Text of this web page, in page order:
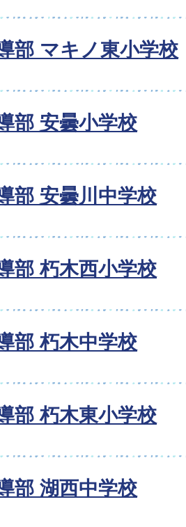
部 マキノ東小学校
部 安曇小学校
部 安曇川中学校
部 朽木西小学校
部 朽木中学校
部 朽木東小学校
部 湖西中学校